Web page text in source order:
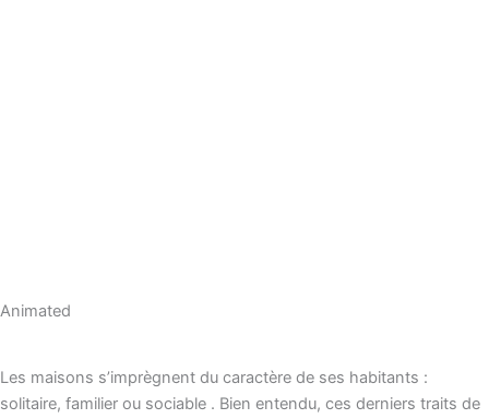
Animated
Les maisons s’imprègnent du caractère de ses habitants :
solitaire, familier ou sociable . Bien entendu, ces derniers traits de